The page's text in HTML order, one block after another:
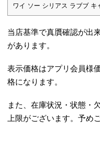
ワイ ソー シリアス ラブブ キ
当店基準で真贋確認が出
があります。
表示価格はアプリ会員様
格になります。
また、在庫状況・状態・
上限がございます。予め